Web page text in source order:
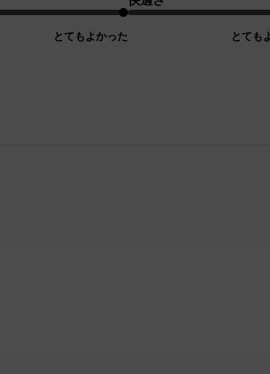
とてもよかった とても